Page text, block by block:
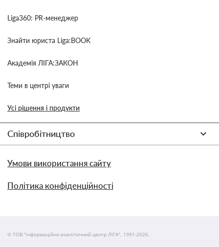
Liga360: PR-менеджер
Знайти юриста Liga:BOOK
Академія ЛІГА:ЗАКОН
Теми в центрі уваги
Усі рішення і продукти
Співробітництво
Умови використання сайту
Політика конфіденційності
© ТОВ "інформаційно-аналітичний центр ЛІГА", 1991-2026.